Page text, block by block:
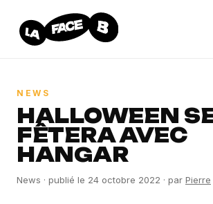
NEWS
HALLOWEEN
FÊTERA AVEC
HANGAR
News · publié le 24 octobre 2022 · par Pierre